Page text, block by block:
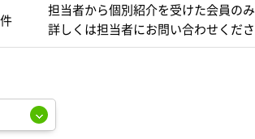
件
担当者から個別紹介を受けた会員の
詳しくは担当者にお問い合わせくださ